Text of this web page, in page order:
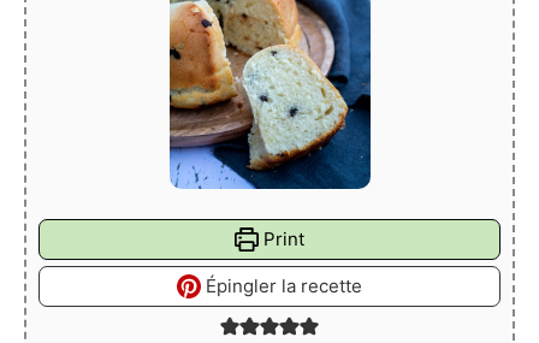
Print
Épingler la recette